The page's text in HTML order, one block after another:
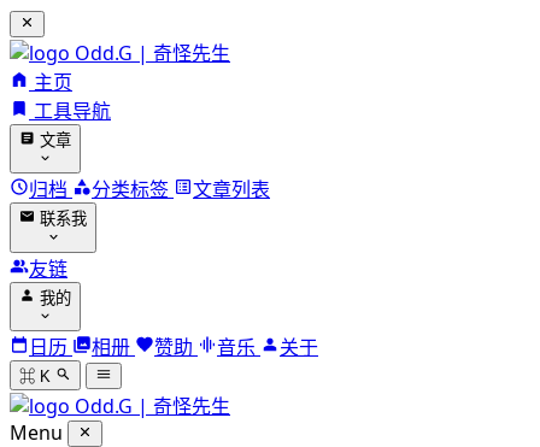
Odd.G | 奇怪先生
主页
工具导航
文章
归档 分类标签 文章列表
联系我
友链
我的
日历 相册 赞助 音乐 关于
⌘ K
Odd.G | 奇怪先生
Menu